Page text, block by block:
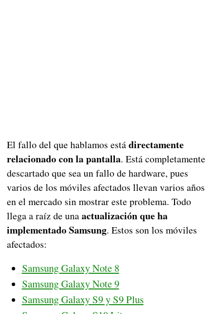
El fallo del que hablamos estádirectamente
relacionado con la pantalla. Está completamente
descartado que sea un fallo de hardware, pues
varios de los móviles afectados llevan varios años
en el mercado sin mostrar este problema. Todo
llega a raíz de unaactualización que ha
implementado Samsung. Estos son los móviles
afectados:
Samsung Galaxy Note 8
Samsung Galaxy Note 9
Samsung Galaxy S9 y S9 Plus